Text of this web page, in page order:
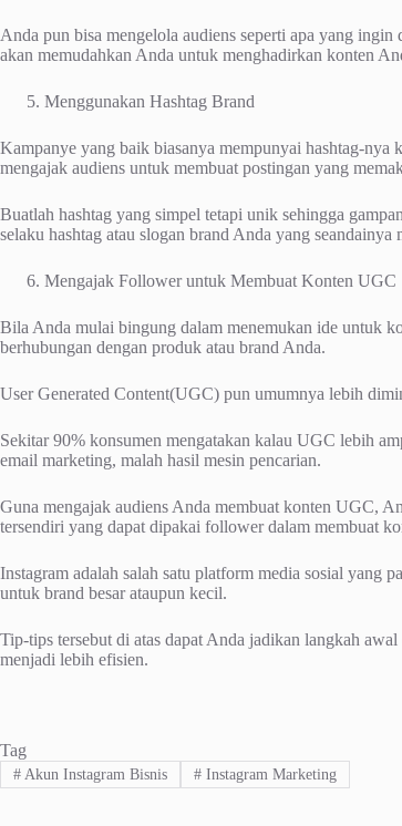
Anda pun bisa mengelola audiens seperti apa yang
akan memudahkan Anda untuk menghadirkan konten
Menggunakan Hashtag Brand
Kampanye yang baik biasanya mempunyai hashtag-nya
mengajak audiens untuk membuat postingan yang
Buatlah hashtag yang simpel tetapi unik sehingga
selaku hashtag atau slogan brand Anda yang seandainya
Mengajak Follower untuk Membuat Konten UGC
Bila Anda mulai bingung dalam menemukan ide untuk
berhubungan dengan produk atau brand Anda.
User Generated Content(UGC) pun umumnya lebih
Sekitar 90% konsumen mengatakan kalau UGC lebih
email marketing, malah hasil mesin pencarian.
Guna mengajak audiens Anda membuat konten UGC,
tersendiri yang dapat dipakai follower dalam membuat
Instagram adalah salah satu platform media sosial yang
untuk brand besar ataupun kecil.
Tip-tips tersebut di atas dapat Anda jadikan langkah
menjadi lebih efisien.
Tag
#Akun Instagram Bisnis #Instagram Marketing